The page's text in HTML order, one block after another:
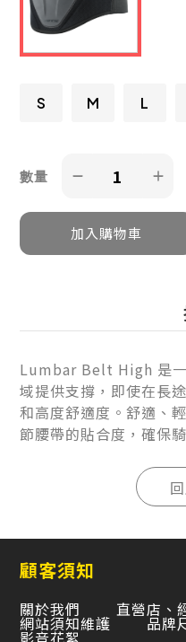
S M L
數量
Lumbar Belt High 是
域提供支撐，即使在長
和高度舒適度。舒適、
節腰帶的貼合度，確保
顧客須知
關於我們 直營店、
網站須知維護 品牌
影音花絮